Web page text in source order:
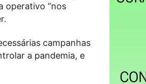
operativo “nos
campanhas
a pandemia, e